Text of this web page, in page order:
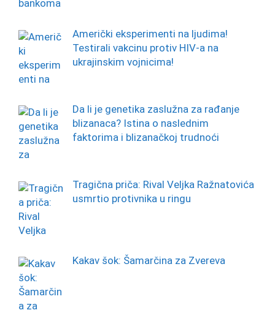
Američki eksperimenti na ljudima!
Testirali vakcinu protiv HIV-a na
ukrajinskim vojnicima!
Da li je genetika zaslužna za rađanje
blizanaca? Istina o naslednim
faktorima i blizanačkoj trudnoći
Tragična priča: Rival Veljka Ražnatovića
usmrtio protivnika u ringu
Kakav šok: Šamarčina za Zvereva